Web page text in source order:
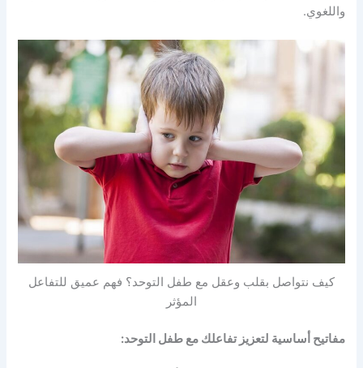
واللغوي.
كيف نتواصل بقلب وعقل مع طفل التوحد؟ فهم عميق للتفاعل
المؤثر
مفاتيح أساسية لتعزيز تفاعلك مع طفل التوحد: